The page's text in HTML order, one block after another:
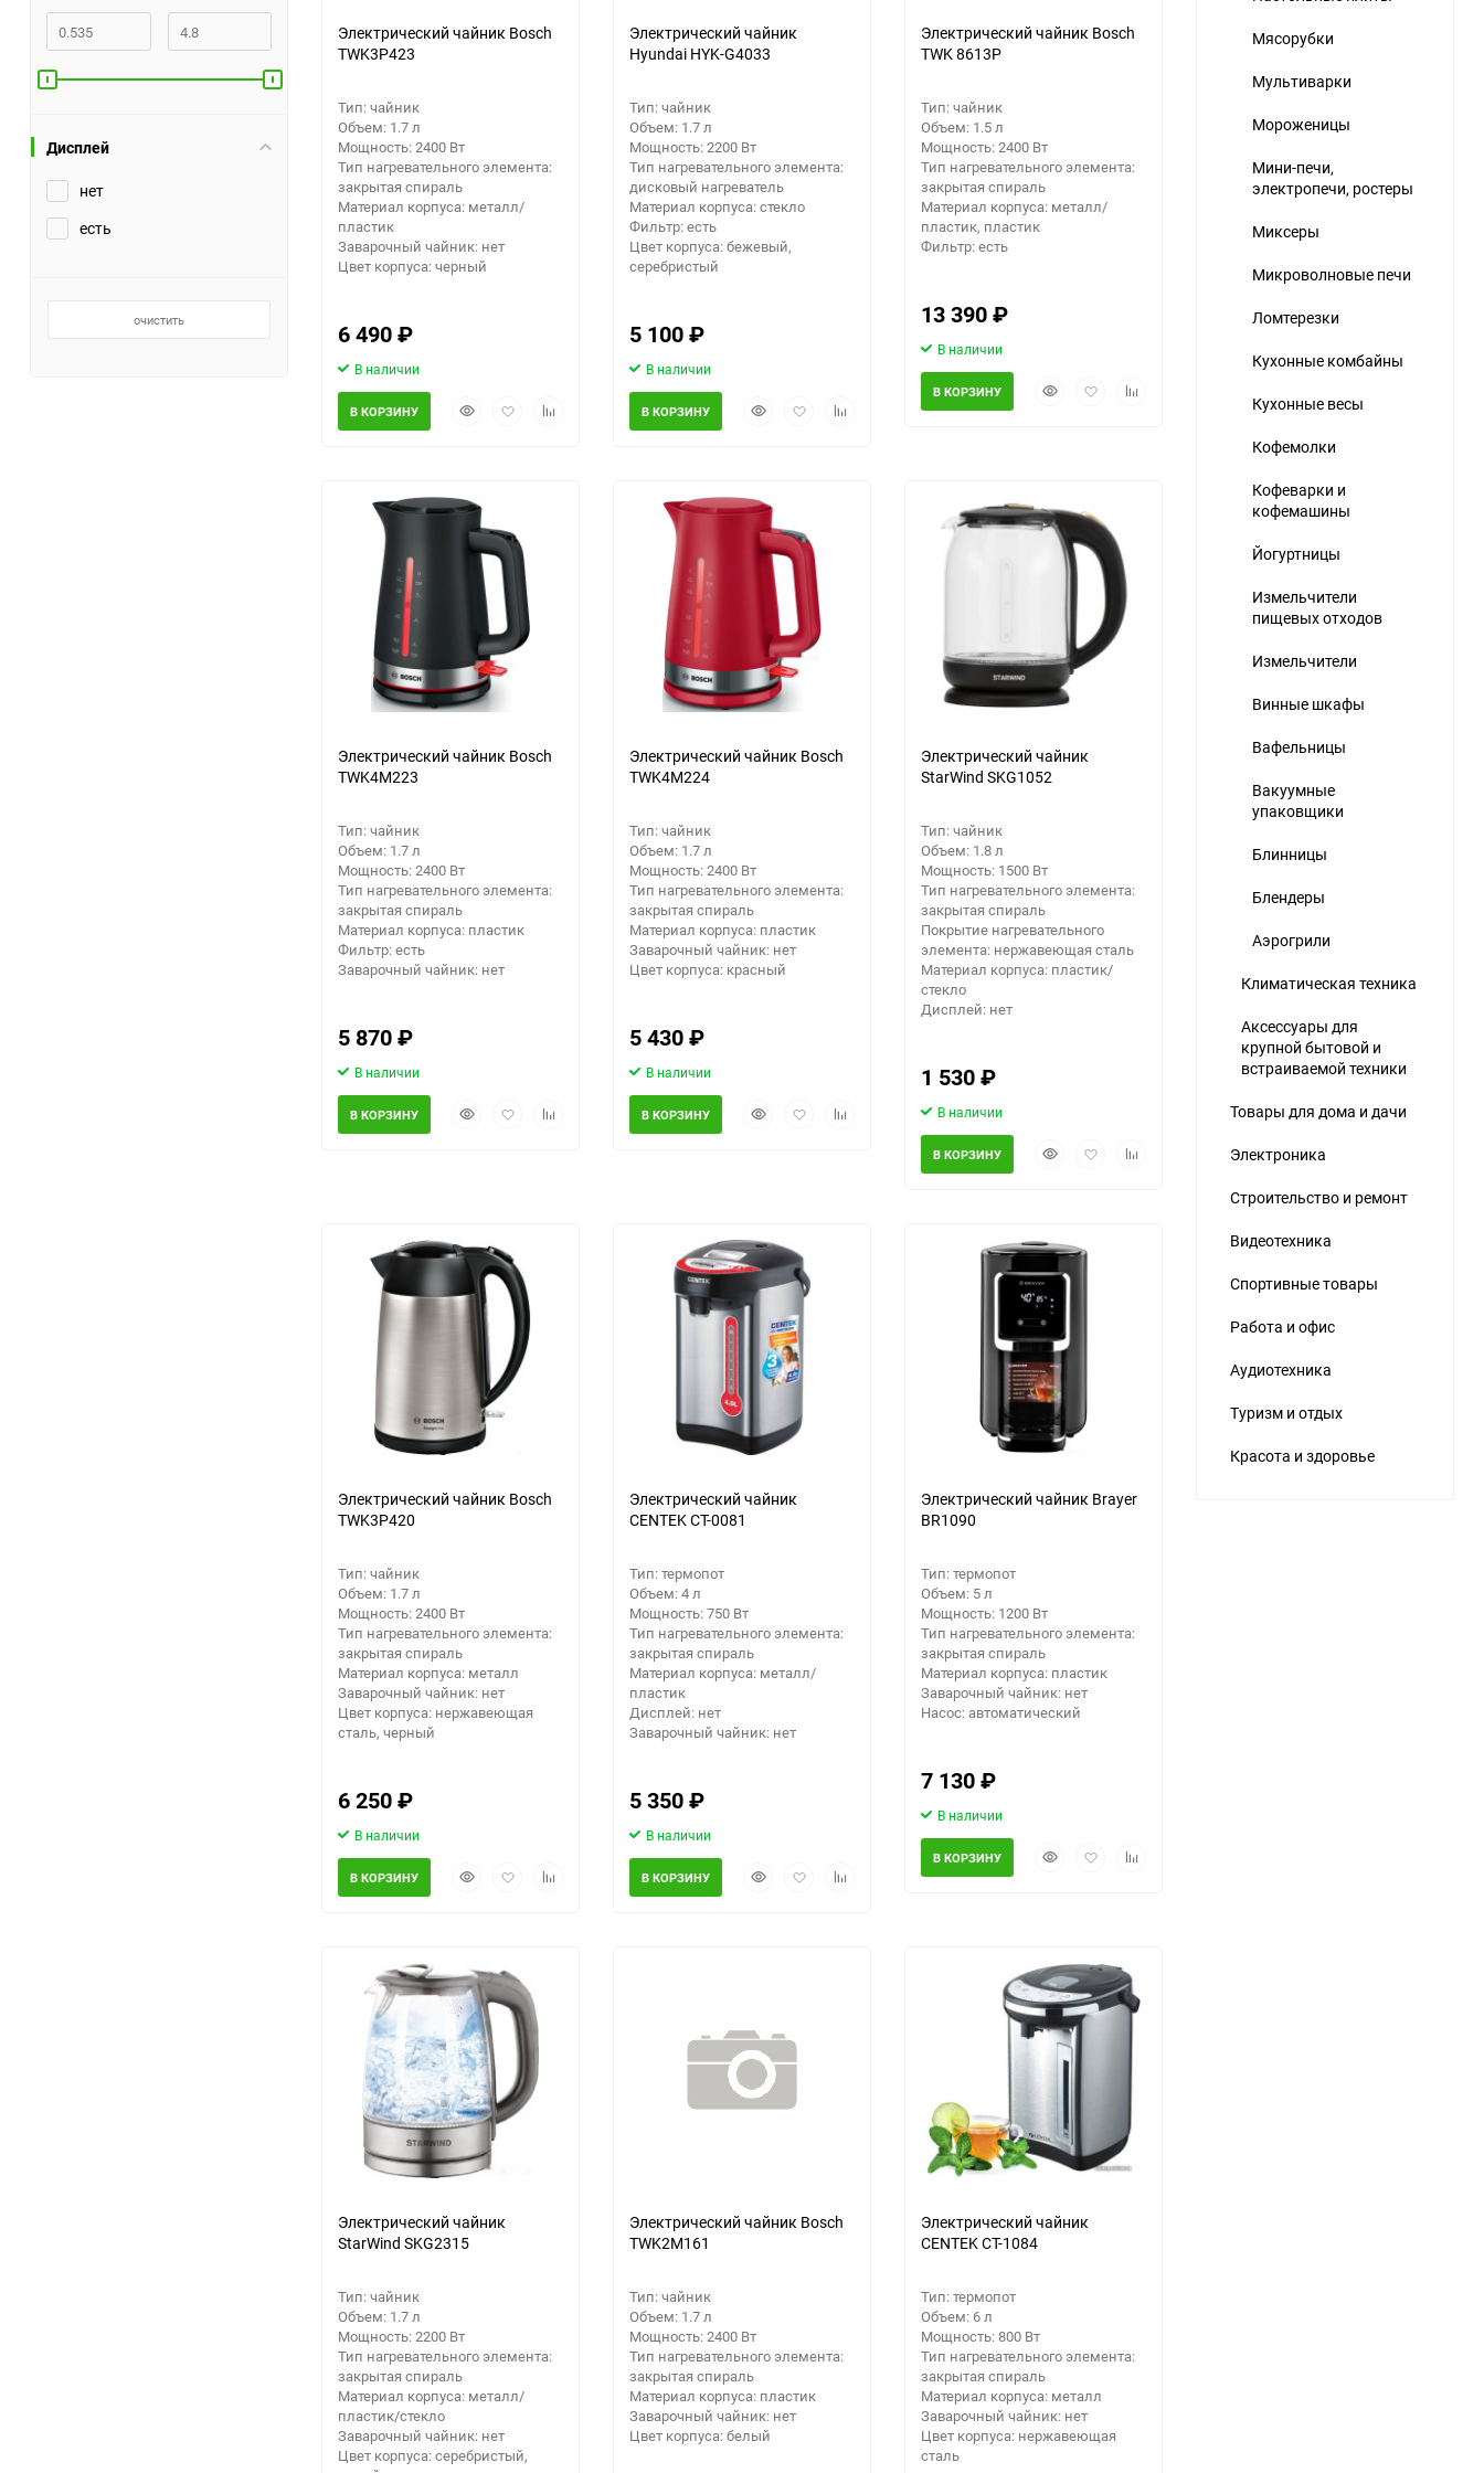
Заточные станки (точила)
Грузоподъемное
оборудование
Гидроаккумуляторы и
Дисплей
нет
есть
очистить
Электрический чайник Bosch
TWK3P423
Тип: чайник
Объем: 1.7 л
Мощность: 2400 Вт
Тип нагревательного элемента:
закрытая спираль
Материал корпуса: металл/
пластик
Заварочный чайник: нет
Цвет корпуса: черный
6 490₽
В наличии
БыстрыйДобавитьДобавить
В КОРЗИНУ
Электрический чайник
Hyundai HYK-G4033
Тип: чайник
Объем: 1.7 л
Мощность: 2200 Вт
Тип нагревательного элемента:
дисковый нагреватель
Материал корпуса: стекло
Фильтр: есть
Цвет корпуса: бежевый,
серебристый
5 100₽
В наличии
БыстрыйДобавитьДобавить
В КОРЗИНУ
Электрический чайник Bosch
TWK 8613P
Тип: чайник
Объем: 1.5 л
Мощность: 2400 Вт
Тип нагревательного элемента:
закрытая спираль
Материал корпуса: металл/
пластик, пластик
Фильтр: есть
13 390₽
В наличии
БыстрыйДобавитьДобавить
В КОРЗИНУ
еще 5 фото
Электрический чайник Bosch
TWK4M223
Тип: чайник
Объем: 1.7 л
Мощность: 2400 Вт
Тип нагревательного элемента:
закрытая спираль
Материал корпуса: пластик
Фильтр: есть
Заварочный чайник: нет
5 870₽
В наличии
БыстрыйДобавитьДобавить
В КОРЗИНУ
еще 5 фото
Электрический чайник Bosch
TWK4M224
Тип: чайник
Объем: 1.7 л
Мощность: 2400 Вт
Тип нагревательного элемента:
закрытая спираль
Материал корпуса: пластик
Заварочный чайник: нет
Цвет корпуса: красный
5 430₽
В наличии
БыстрыйДобавитьДобавить
В КОРЗИНУ
Электрический чайник
StarWind SKG1052
Тип: чайник
Объем: 1.8 л
Мощность: 1500 Вт
Тип нагревательного элемента:
закрытая спираль
Покрытие нагревательного
элемента: нержавеющая сталь
Материал корпуса: пластик/
стекло
Дисплей: нет
1 530₽
В наличии
БыстрыйДобавитьДобавить
В КОРЗИНУ
еще 4 фото
Электрический чайник Bosch
TWK3P420
Тип: чайник
Объем: 1.7 л
Мощность: 2400 Вт
Тип нагревательного элемента:
закрытая спираль
Материал корпуса: металл
Заварочный чайник: нет
Цвет корпуса: нержавеющая
сталь, черный
6 250₽
В наличии
БыстрыйДобавитьДобавить
В КОРЗИНУ
Электрический чайник
CENTEK CT-0081
Тип: термопот
Объем: 4 л
Мощность: 750 Вт
Тип нагревательного элемента:
закрытая спираль
Материал корпуса: металл/
пластик
Дисплей: нет
Заварочный чайник: нет
5 350₽
В наличии
БыстрыйДобавитьДобавить
В КОРЗИНУ
еще 4 фото
Электрический чайник Brayer
BR1090
Тип: термопот
Объем: 5 л
Мощность: 1200 Вт
Тип нагревательного элемента:
закрытая спираль
Материал корпуса: пластик
Заварочный чайник: нет
Насос: автоматический
7 130₽
В наличии
БыстрыйДобавитьДобавить
В КОРЗИНУ
Электрический чайник
StarWind SKG2315
Тип: чайник
Объем: 1.7 л
Мощность: 2200 Вт
Тип нагревательного элемента:
закрытая спираль
Материал корпуса: металл/
пластик/стекло
Заварочный чайник: нет
Цвет корпуса: серебристый,
Электрический чайник Bosch
TWK2M161
Тип: чайник
Объем: 1.7 л
Мощность: 2400 Вт
Тип нагревательного элемента:
закрытая спираль
Материал корпуса: пластик
Заварочный чайник: нет
Цвет корпуса: белый
Электрический чайник
CENTEK CT-1084
Тип: термопот
Объем: 6 л
Мощность: 800 Вт
Тип нагревательного элемента:
закрытая спираль
Материал корпуса: металл
Заварочный чайник: нет
Цвет корпуса: нержавеющая
сталь
Мясорубки
Мультиварки
Мороженицы
Мини-печи,
электропечи, ростеры
Миксеры
Микроволновые печи
Ломтерезки
Кухонные комбайны
Кухонные весы
Кофемолки
Кофеварки и
кофемашины
Йогуртницы
Измельчители
пищевых отходов
Измельчители
Винные шкафы
Вафельницы
Вакуумные
упаковщики
Блинницы
Блендеры
Аэрогрили
Климатическая техника
Аксессуары для
крупной бытовой и
встраиваемой техники
Товары для дома и дачи
Электроника
Строительство и ремонт
Видеотехника
Спортивные товары
Работа и офис
Аудиотехника
Туризм и отдых
Красота и здоровье